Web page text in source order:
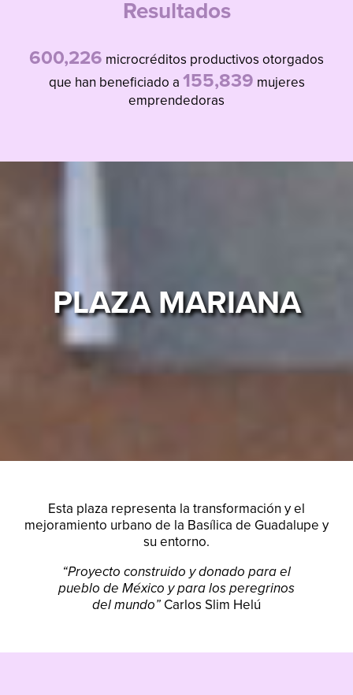
Resultados
600,226 microcréditos productivos otorgados
que han beneficiado a 155,839 mujeres
emprendedoras
PLAZA MARIANA
Esta plaza representa la transformación y el
mejoramiento urbano de la Basílica de Guadalupe y
su entorno.
“Proyecto construido y donado para el
pueblo de México y para los peregrinos
del mundo” Carlos Slim Helú